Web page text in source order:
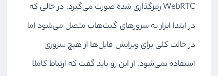
WebRTC رمزگذاری شده صورت می‌گیرد. در حالی که
در ابتدا ابزار به سرورهای گیت‌هاب متصل می‌شود اما
در حالت کلی برای ویرایش فایل‌ها از هیچ سروری
استفاده نمی‌شود. از این رو باید گفت که ارتباط کاملا